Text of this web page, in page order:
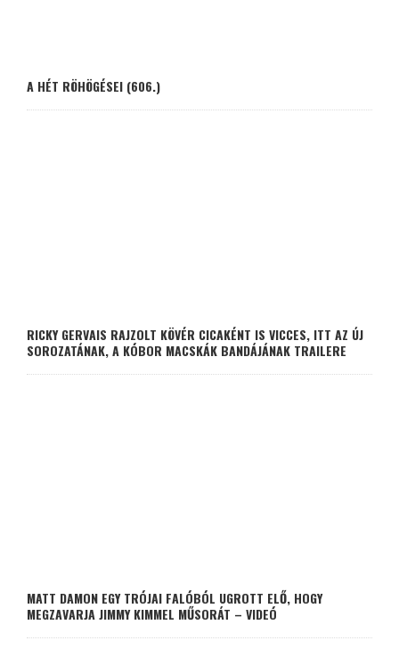
A HÉT RÖHÖGÉSEI (606.)
RICKY GERVAIS RAJZOLT KÖVÉR CICAKÉNT IS VICCES, ITT AZ ÚJ
SOROZATÁNAK, A KÓBOR MACSKÁK BANDÁJÁNAK TRAILERE
MATT DAMON EGY TRÓJAI FALÓBÓL UGROTT ELŐ, HOGY
MEGZAVARJA JIMMY KIMMEL MŰSORÁT – VIDEÓ